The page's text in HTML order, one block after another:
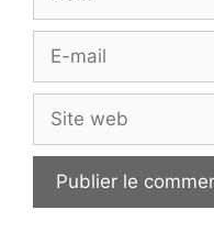
Site
web